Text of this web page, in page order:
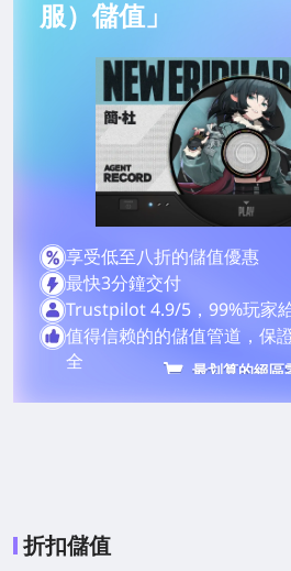
服）儲值」
享受低至八折的儲值優惠
最快3分鐘交付
Trustpilot 4.9/5，99%玩家
值得信赖的的儲值管道，保
全
最划算的絕區
折扣儲值